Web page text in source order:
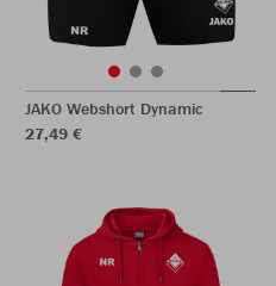
JAKO Webshort Dynamic
27,49 €